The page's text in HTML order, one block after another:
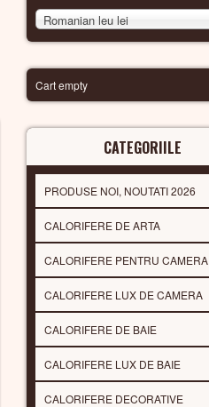
Romanian leu lei
Cart empty
CATEGORIILE
PRODUSE NOI, NOUTATI 2026
CALORIFERE DE ARTA
CALORIFERE PENTRU CAMERA
CALORIFERE LUX DE CAMERA
CALORIFERE DE BAIE
CALORIFERE LUX DE BAIE
CALORIFERE DECORATIVE